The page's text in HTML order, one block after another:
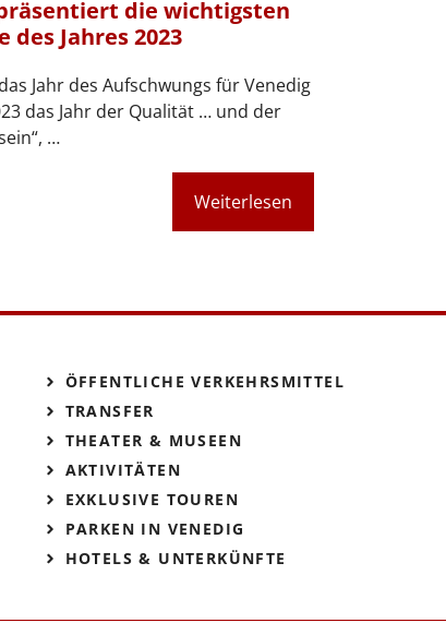
die wichtigsten
des Jahres 2023
Jahr des Aufschwungs für Venedig
das Jahr der Qualität … und der
…
Weiterlesen
ÖFFENTLICHE VERKEHRSMITTEL
TRANSFER
THEATER & MUSEEN
AKTIVITÄTEN
EXKLUSIVE TOUREN
PARKEN IN VENEDIG
HOTELS & UNTERKÜNFTE